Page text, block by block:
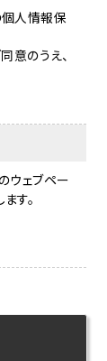
人情報保
意のうえ、
ウェブペー
す。